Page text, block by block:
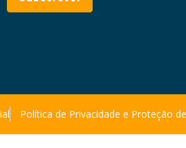
Política de Privacidade e Proteção